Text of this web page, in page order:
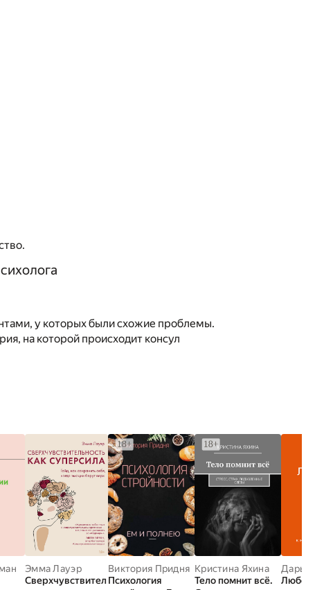
у которых были схожие проблемы.
на которой происходит консул
Эмма Лауэр
Сверхчувствител
Виктория Придня
Психология
Кристина Яхина
Тело помнит всё.
Дарья
Любовь